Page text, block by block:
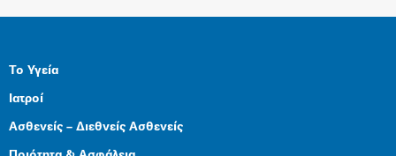
Το Υγεία
Ιατροί
Ασθενείς – Διεθνείς Ασθενείς